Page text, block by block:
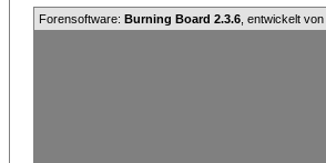
Forensoftware: Burning Board 2.3.6 , entwickelt von